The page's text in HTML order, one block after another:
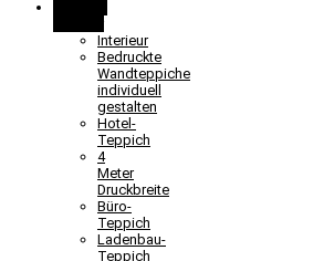
Interieur
Bedruckte
Wandteppiche
individuell
gestalten
Hotel-
Teppich
4
Meter
Druckbreite
Büro-
Teppich
Ladenbau-
Teppich